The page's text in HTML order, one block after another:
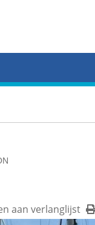
aan verlanglijst